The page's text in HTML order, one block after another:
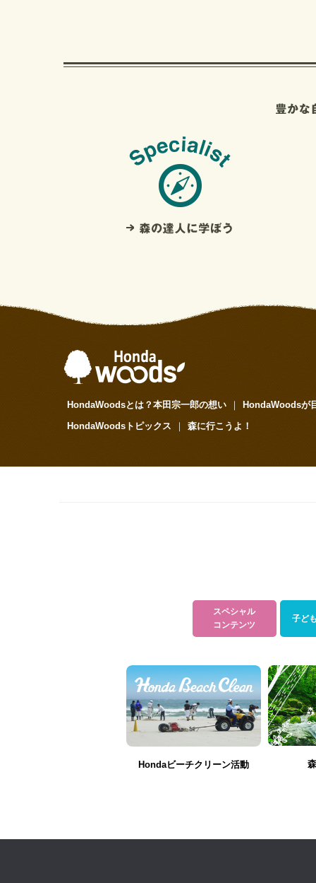
HondaWoodsとは？本田宗一郎の想い ｜
HondaWoodsが
HondaWoodsトピックス
｜ 森に行こうよ！
スペシャル
コンテンツ
子ど
Hondaビーチクリーン活動